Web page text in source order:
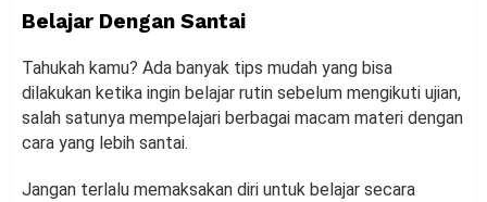
Belajar Dengan Santai
Tahukah kamu? Ada banyak tips mudah yang bisa
dilakukan ketika ingin belajar rutin sebelum mengikuti ujian,
salah satunya mempelajari berbagai macam materi dengan
cara yang lebih santai.
Jangan terlalu memaksakan diri untuk belajar secara